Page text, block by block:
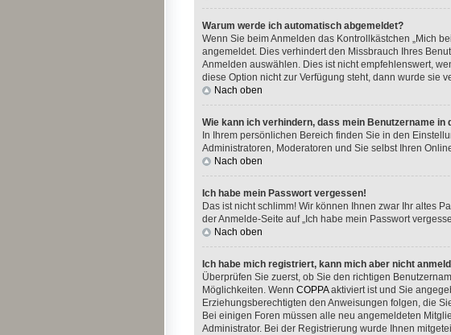
Warum werde ich automatisch abgemeldet?
Wenn Sie beim Anmelden das Kontrollkästchen „Mich
angemeldet. Dies verhindert den Missbrauch Ihres
Anmelden auswählen. Dies ist nicht empfehlenswert,
diese Option nicht zur Verfügung steht, dann wurde sie
Nach oben
Wie kann ich verhindern, dass mein Benutzername in
In Ihrem persönlichen Bereich finden Sie in den
Administratoren, Moderatoren und Sie selbst Ihren
Nach oben
Ich habe mein Passwort vergessen!
Das ist nicht schlimm! Wir können Ihnen zwar Ihr altes
der Anmelde-Seite auf „Ich habe mein Passwort
Nach oben
Ich habe mich registriert, kann mich aber nicht
Überprüfen Sie zuerst, ob Sie den richtigen
Möglichkeiten. Wenn COPPAaktiviert ist und Sie
Erziehungsberechtigten den Anweisungen folgen, die
Bei einigen Foren müssen alle neu angemeldeten
Administrator. Bei der Registrierung wurde Ihnen